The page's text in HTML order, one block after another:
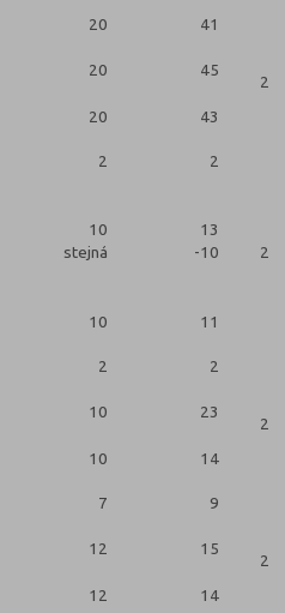
20 41
20 45
2
20 43
2 2
10
stejná
13
-10
2
10 11
2 2
10 23
2
10 14
7 9
12 15
2
12 14